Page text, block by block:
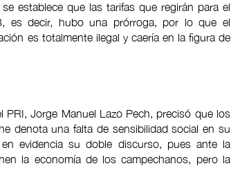
establece que las tarifas que regirán para el
es decir, hubo una prórroga, por lo que el
es totalmente ilegal y caería en la figura de
PRI, Jorge Manuel Lazo Pech, precisó que los
denota una falta de sensibilidad social en su
evidencia su doble discurso, pues ante la
la economía de los campechanos, pero la